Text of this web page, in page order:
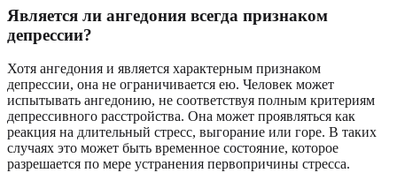
Является ли ангедония всегда признаком
депрессии?
Хотя ангедония и является характерным признаком
депрессии, она не ограничивается ею. Человек может
испытывать ангедонию, не соответствуя полным критериям
депрессивного расстройства. Она может проявляться как
реакция на длительный стресс, выгорание или горе. В таких
случаях это может быть временное состояние, которое
разрешается по мере устранения первопричины стресса.